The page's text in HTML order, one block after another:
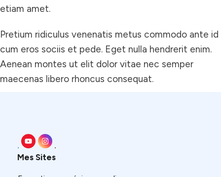
etiam amet.
Pretium ridiculus venenatis metus commodo ante id
cum eros sociis et pede. Eget nulla hendrerit enim.
Aenean montes ut elit dolor vitae nec semper
maecenas libero rhoncus consequat.
Mes Sites